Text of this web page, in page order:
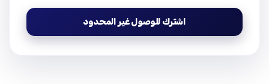
اشترك للوصول غير المحدود